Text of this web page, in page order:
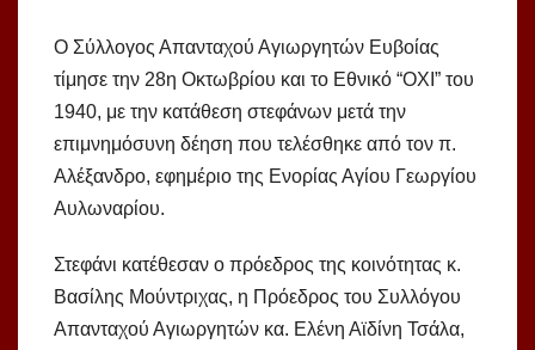
Ο Σύλλογος Απανταχού Αγιωργητών Ευβοίας
τίμησε την 28η Οκτωβρίου και το Εθνικό “ΟΧΙ” του
1940, με την κατάθεση στεφάνων μετά την
επιμνημόσυνη δέηση που τελέσθηκε από τον π.
Αλέξανδρο, εφημέριο της Ενορίας Αγίου Γεωργίου
Αυλωναρίου.
Στεφάνι κατέθεσαν ο πρόεδρος της κοινότητας κ.
Βασίλης Μούντριχας, η Πρόεδρος του Συλλόγου
Απανταχού Αγιωργητών κα. Ελένη Αϊδίνη Τσάλα,